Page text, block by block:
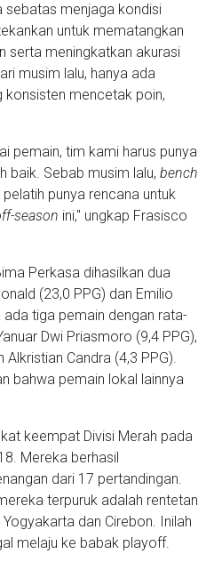
sebatas menjaga kondisi
untuk mematangkan
serta meningkatkan akurasi
musim lalu, hanya ada
konsisten mencetak poin,
pemain, tim kami harus punya
baik. Sebab musim lalu, bench
punya rencana untuk
season ini," ungkap Frasisco
Perkasa dihasilkan dua
(23,0 PPG) dan Emilio
ada tiga pemain dengan rata-
Dwi Priasmoro (9,4 PPG),
Alkristian Candra (4,3 PPG).
bahwa pemain lokal lainnya
keempat Divisi Merah pada
Mereka berhasil
dari 17 pertandingan.
terpuruk adalah rentetan
dan Cirebon. Inilah
melaju ke babak playoff.